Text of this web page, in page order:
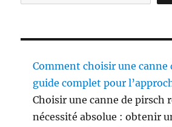
e
u
c
h
a
Comment choisir une canne
guide complet pour
Choisir une canne de pirsch
nécessité absolue : obtenir